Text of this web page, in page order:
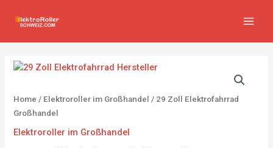
Inhalt
Home / Elektroroller im Großhandel / 29 Zoll Elektrofahrrad
Großhandel
Elektroroller im Großhandel